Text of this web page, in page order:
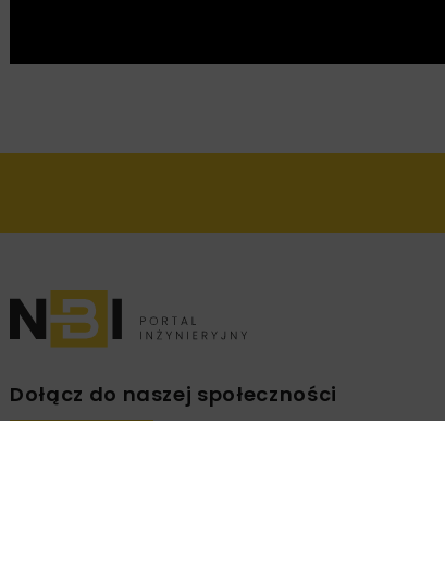
Dołącz do naszej społeczności